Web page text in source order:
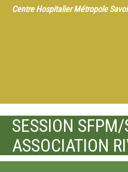
Centre Hospitalier Métropole
SESSION SFPM/
ASSOCIATION